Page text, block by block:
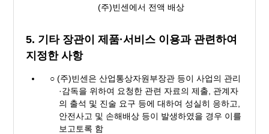
(주)빈센에서 전액 배상
5. 기타 장관이 제품·서비스 이용과 관련하여
지정한 사항
○ (주)빈센은 산업통상자원부장관 등이 사업의 관리
·감독을 위하여 요청한 관련 자료의 제출, 관계자
의 출석 및 진술 요구 등에 대하여 성실히 응하고,
안전사고 및 손해배상 등이 발생하였을 경우 이를
보고토록 함